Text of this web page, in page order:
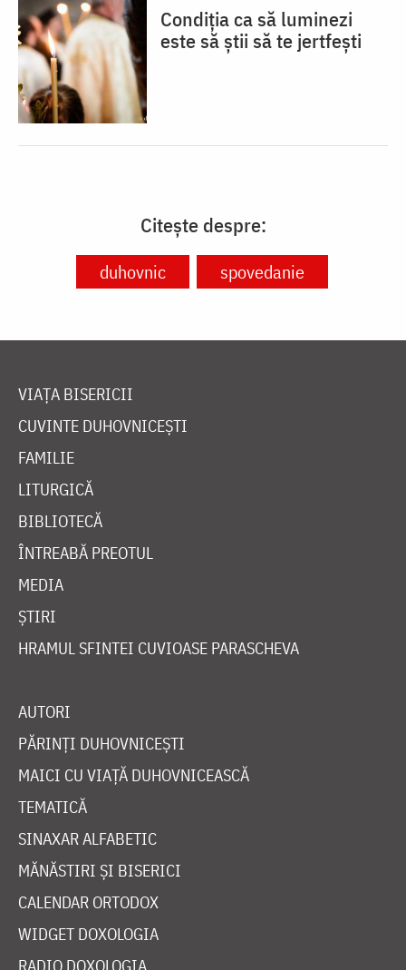
Condiția ca să luminezi
este să știi să te jertfești
Citește despre:
duhovnic spovedanie
VIAȚA BISERICII
CUVINTE DUHOVNICEȘTI
FAMILIE
LITURGICĂ
BIBLIOTECĂ
ÎNTREABĂ PREOTUL
MEDIA
ȘTIRI
HRAMUL SFINTEI CUVIOASE PARASCHEVA
AUTORI
PĂRINȚI DUHOVNICEȘTI
MAICI CU VIAȚĂ DUHOVNICEASCĂ
TEMATICĂ
SINAXAR ALFABETIC
MĂNĂSTIRI ȘI BISERICI
CALENDAR ORTODOX
WIDGET DOXOLOGIA
RADIO DOXOLOGIA